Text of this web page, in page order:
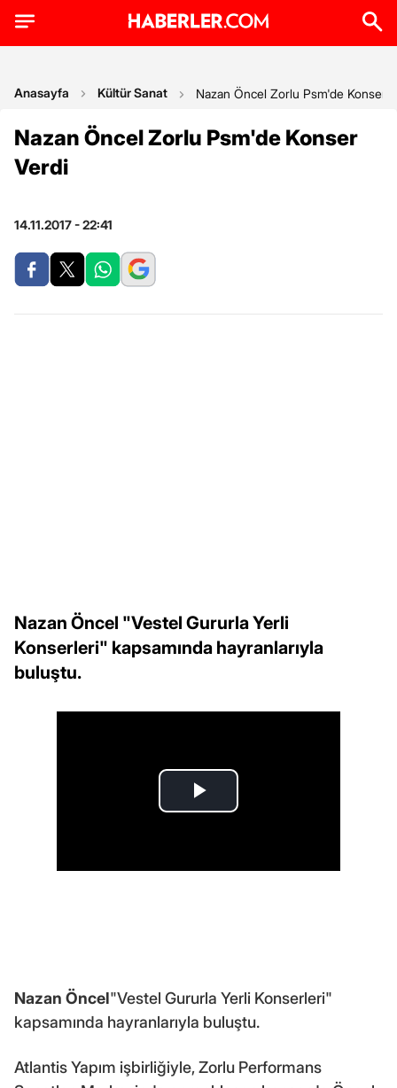
Anasayfa Kültür Sanat Nazan Öncel Zorlu Psm'de Konser
Nazan Öncel Zorlu Psm'de Konser
Verdi
14.11.2017 - 22:41
Nazan Öncel "Vestel Gururla Yerli
Konserleri" kapsamında hayranlarıyla
buluştu.
Nazan Öncel"Vestel Gururla Yerli Konserleri"
kapsamında hayranlarıyla buluştu.
Atlantis Yapım işbirliğiyle, Zorlu Performans